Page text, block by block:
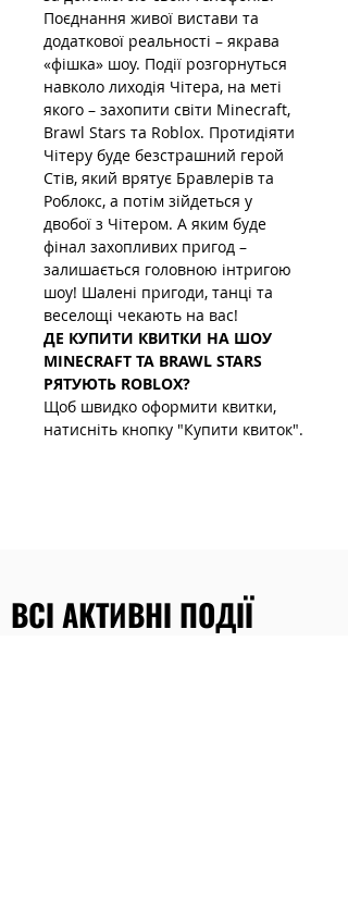
Поєднання живої вистави та
додаткової реальності – якрава
«фішка» шоу. Події розгорнуться
навколо лиходія Чітера, на меті
якого – захопити світи Minecraft,
Brawl Stars та Roblox. Протидіяти
Чітеру буде безстрашний герой
Стів, який врятує Бравлерів та
Роблокс, а потім зійдеться у
двобої з Чітером. А яким буде
фінал захопливих пригод –
залишається головною інтригою
шоу! Шалені пригоди, танці та
веселощі чекають на вас!
ДЕ КУПИТИ КВИТКИ НА ШОУ
MINECRAFT ТА BRAWL STARS
РЯТУЮТЬ ROBLOX?
Щоб швидко оформити квитки,
натисніть кнопку "Купити квиток".
ВСІ АКТИВНІ ПОДІЇ